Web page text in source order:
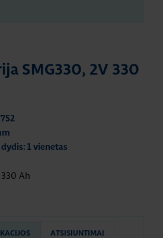
SMG330, 2V 330
1 vienetas
Ah
ATSISIUNTIMAI